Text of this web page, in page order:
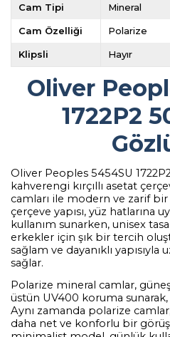
Cam Tipi Mineral
Cam Özelliği Polarize
Klipsli Hayır
Oliver
1722P2
Oliver Peoples 5454SU
kahverengi kırçıllı asetat
camları ile modern ve zarif bir
çerçeve yapısı, yüz hatlarına
kullanım sunarken, unisex
erkekler için şık bir tercih
sağlam ve dayanıklı
sağlar.
Polarize mineral camlar,
üstün UV400 koruma
Aynı zamanda polarize
daha net ve konforlu bir